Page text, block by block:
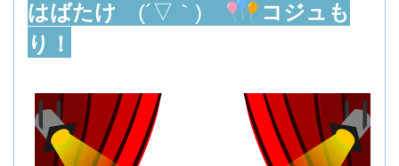
はばたけ (´▽｀)
コジュも
り！